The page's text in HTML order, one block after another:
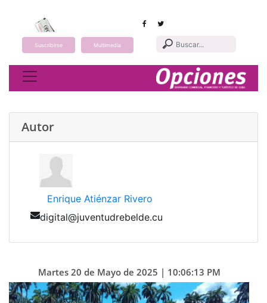
Suscribirse Multimedia
Toggle navigation
Autor
Enrique Atiénzar Rivero
digital@juventudrebelde.cu
Martes 20 de Mayo de 2025 | 10:06:13 PM